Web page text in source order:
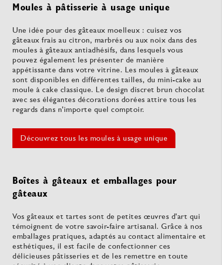
Moules à pâtisserie à usage unique
Une idée pour des gâteaux moelleux : cuisez vos
gâteaux frais au citron, marbrés ou aux noix dans des
moules à gâteaux antiadhésifs, dans lesquels vous
pouvez également les présenter de manière
appétissante dans votre vitrine. Les moules à gâteaux
sont disponibles en différentes tailles, du mini-cake au
moule à cake classique. Le design discret brun chocolat
avec ses élégantes décorations dorées attire tous les
regards dans n'importe quel comptoir.
Découvrez tous les moules à usage unique
Boîtes à gâteaux et emballages pour
gâteaux
Vos gâteaux et tartes sont de petites œuvres d'art qui
témoignent de votre savoir-faire artisanal. Grâce à nos
emballages pratiques, adaptés au contact alimentaire et
esthétiques, il est facile de confectionner ces
délicieuses pâtisseries et de les remettre en toute